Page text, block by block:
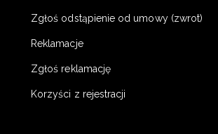
Zgłoś odstąpienie od umowy (zwrot)
Reklamacje
Zgłoś reklamację
Korzyści z rejestracji